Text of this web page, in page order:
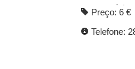
nos seguintes
10h00 -
Preço: 6 €
Telefone: